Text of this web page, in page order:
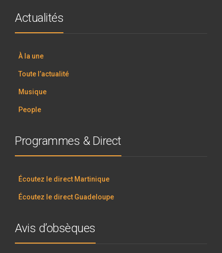
Actualités
À la une
Toute l’actualité
Musique
People
Programmes & Direct
Écoutez le direct Martinique
Écoutez le direct Guadeloupe
Avis d’obsèques